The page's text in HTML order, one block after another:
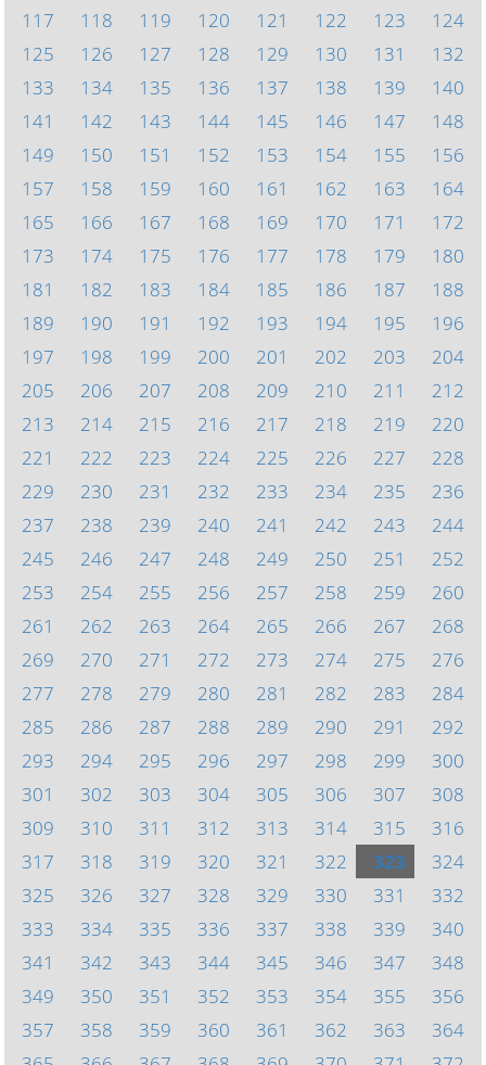
117
118 119 120 121 122 123
124
125
126 127 128 129 130 131
132
133
134 135 136 137 138 139
140
141
142 143 144 145 146 147
148
149
150 151 152 153 154 155
156
157
158 159 160 161 162 163
164
165
166 167 168 169 170 171
172
173
174 175 176 177 178 179
180
181
182 183 184 185 186 187
188
189
190 191 192 193 194 195
196
197
198 199 200 201 202 203
204
205
206 207 208 209 210 211
212
213
214 215 216 217 218 219
220
221
222 223 224 225 226 227
228
229
230 231 232 233 234 235
236
237
238 239 240 241 242 243
244
245
246 247 248 249 250 251
252
253
254 255 256 257 258 259
260
261
262 263 264 265 266 267
268
269
270 271 272 273 274 275
276
277
278 279 280 281 282 283
284
285
286 287 288 289 290 291
292
293
294 295 296 297 298 299
300
301
302 303 304 305 306 307
308
309
310 311 312 313 314 315
316
317
318 319 320 321 322 323
324
325
326 327 328 329 330 331
332
333
334 335 336 337 338 339
340
341
342 343 344 345 346 347
348
349
350 351 352 353 354 355
356
357
358 359 360 361 362 363
364